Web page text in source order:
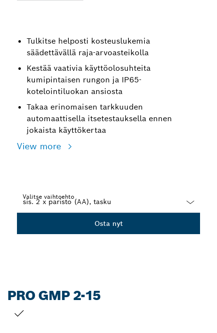
Tulkitse helposti kosteuslukemia
säädettävällä raja-arvoasteikolla
Kestää vaativia käyttöolosuhteita
kumipintaisen rungon ja IP65-
kotelointiluokan ansiosta
Takaa erinomaisen tarkkuuden
automaattisella itsetestauksella ennen
jokaista käyttökertaa
View more
Valitse vaihtoehto
Osta nyt
PRO GMP 2-15